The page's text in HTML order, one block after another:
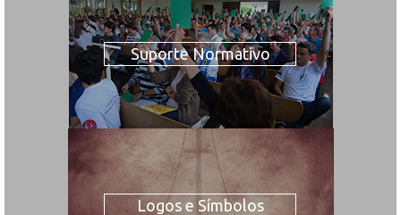
Suporte Normativo
Logos e Símbolos